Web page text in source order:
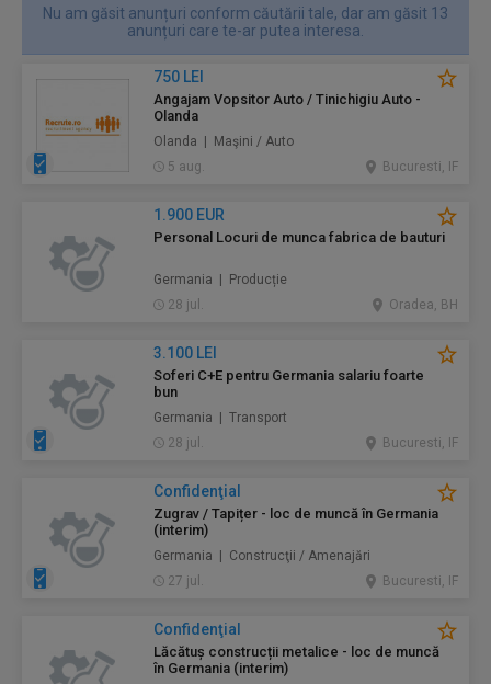
Nu am găsit anunțuri conform căutării tale, dar am găsit 13
anunțuri care te-ar putea interesa.
750 LEI
Angajam Vopsitor Auto / Tinichigiu Auto -
Olanda
Olanda | Maşini / Auto
5 aug.
Bucuresti, IF
1.900 EUR
Personal Locuri de munca fabrica de bauturi
Germania | Producție
28 jul.
Oradea, BH
3.100 LEI
Soferi C+E pentru Germania salariu foarte
bun
Germania | Transport
28 jul.
Bucuresti, IF
Confidenţial
Zugrav / Tapițer - loc de muncă în Germania
(interim)
Germania | Construcţii / Amenajări
27 jul.
Bucuresti, IF
Confidenţial
Lăcătuș construcții metalice - loc de muncă
în Germania (interim)